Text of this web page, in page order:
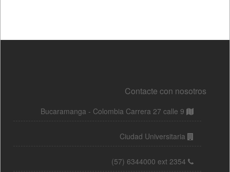
Contacte con nosotros
Bucaramanga - Colombia Carrera 27 calle 9
Ciudad Universitaria
(57) 6344000 ext 2354